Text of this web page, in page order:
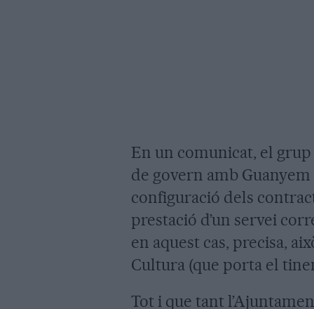
En un comunicat, el
de govern amb
configuració dels
prestació d’un servei
en aquest cas, precisa,
Cultura (que porta el
Tot i que tant